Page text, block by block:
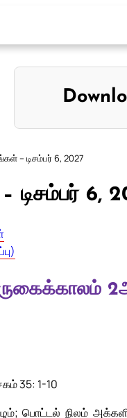
– டிசம்பர் 6, 2027
டிசம்பர் 6,
35: 1-10
பொட்டல் நிலம்